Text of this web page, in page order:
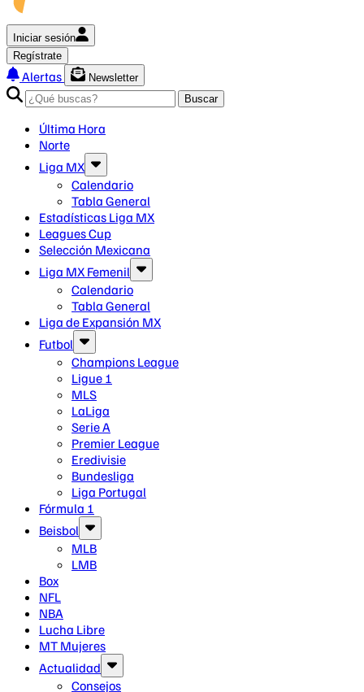
Iniciar sesión
Regístrate
Alertas
Newsletter
Buscar
Última Hora
Norte
Liga MX
Calendario
Tabla General
Estadísticas Liga MX
Leagues Cup
Selección Mexicana
Liga MX Femenil
Calendario
Tabla General
Liga de Expansión MX
Futbol
Champions League
Ligue 1
MLS
LaLiga
Serie A
Premier League
Eredivisie
Bundesliga
Liga Portugal
Fórmula 1
Beisbol
MLB
LMB
Box
NFL
NBA
Lucha Libre
MT Mujeres
Actualidad
Consejos